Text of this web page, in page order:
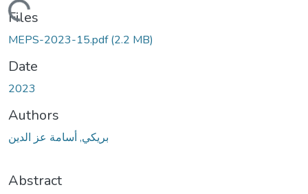
Loading...
Files
MEPS-2023-15.pdf(2.2 MB)
Date
2023
Authors
بريكي, أسامة عز الدين
Abstract